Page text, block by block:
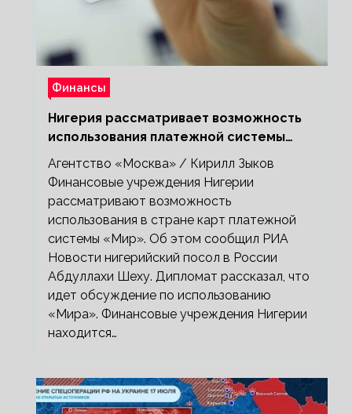
Финансы
Нигерия рассматривает возможность
использования платежной системы
«Мир»
Агентство «Москва» / Кирилл Зыков
Финансовые учреждения Нигерии
рассматривают возможность
использования в стране карт платежной
системы «Мир». Об этом сообщил РИА
Новости нигерийский посол в России
Абдуллахи Шеху. Дипломат рассказал, что
идет обсуждение по использованию
«Мира». Финансовые учреждения Нигерии
находится…